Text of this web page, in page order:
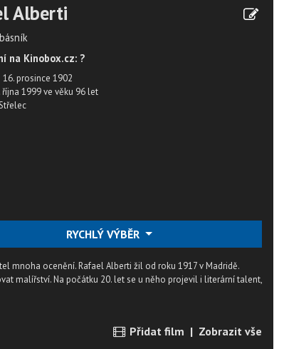
Alberti
na Kinobox.cz: ?
16. prosince 1902
října 1999ve věku 96 let
RYCHLÝ VÝBĚR
mnoha ocenění. Rafael Alberti žil od roku 1917 v Madridě.
malířství. Na počátku 20. let se u něho projevil i literární talent,
Přidat film | Zobrazit vše